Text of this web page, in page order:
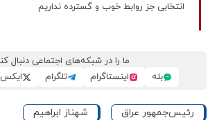
انتخابی جز روابط خوب و گسترده نداریم
ما را در شبکه‌های اجتماعی دنبال
بله
اینستاگرام تلگرام ایکس
رئیس‌جمهور عراق شهناز ابراهیم